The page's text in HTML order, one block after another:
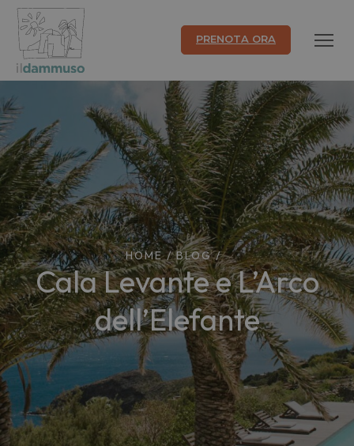
PRENOTA ORA
HOME/BLOG/
Cala Levante e L’Arco
dell’Elefante